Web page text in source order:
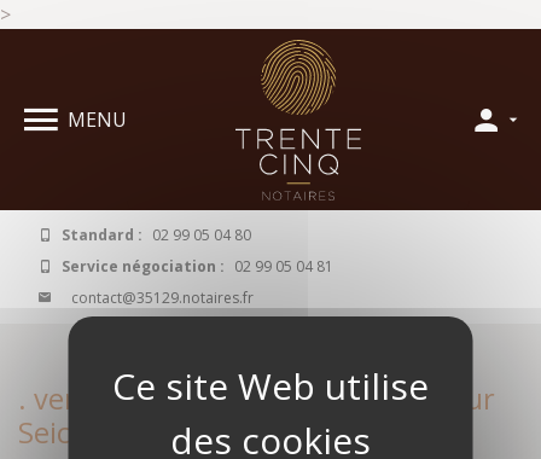
>
MENU
Standard : 02 99 05 04 80
Service négociation : 02 99 05 04 81
contact@35129.notaires.fr
. vente maison à Noyal Chatillon sur
Seiche
Panneau de gestion des cookies